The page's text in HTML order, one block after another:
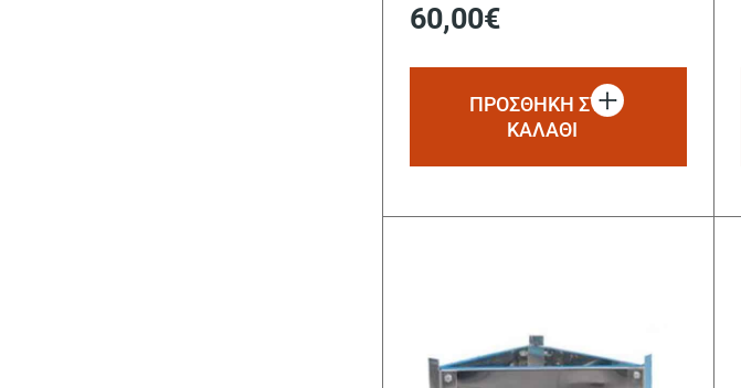
60,00€
ΠΡΟΣΘΗΚΗ ΣΤΟ
ΚΑΛΑΘΙ